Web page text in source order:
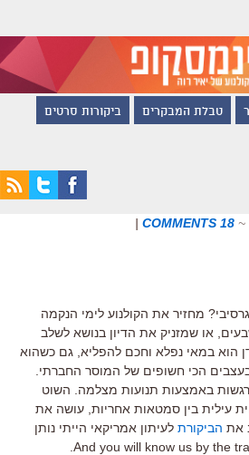
טבלת המבקרים ביקורות סרטים
~
18 COMMENTS
|
מחזיר את הקולנוע לימי הנקמה
או שמזניק את הדיון בנושא לשלב
הוא במאי נפלא וחכם להפליא, גם כשהוא
הכי חשופים של המוסר החברתי.
רגשות באמצעות תנועות מצלמה. השוט
עילית בין סמטאות אחריות, עושה את
את הביקורת לעיתון אמריקאי הייתי נותן